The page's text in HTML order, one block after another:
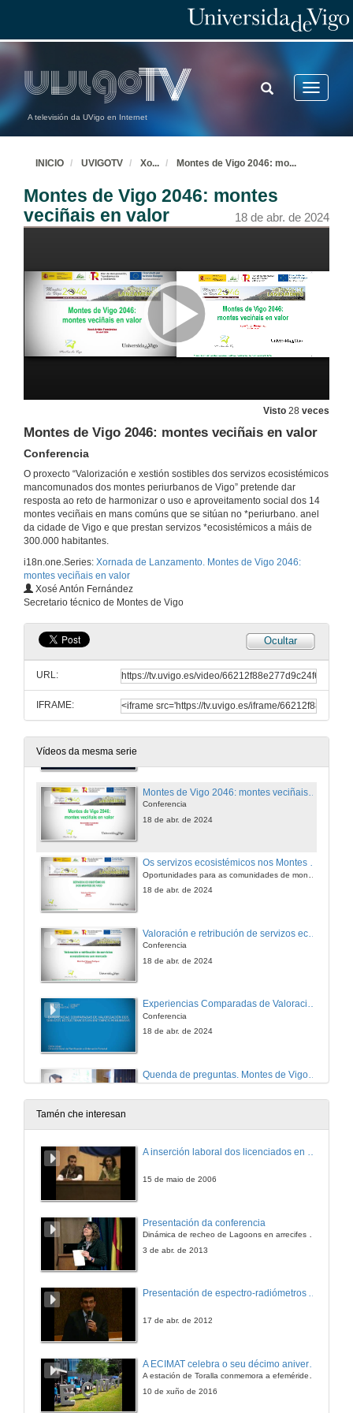
A televisión da UVigo en Internet
Toggle
TOGGLE
SEARCH
INICIO UVIGOTV Xo... Montes de Vigo 2046: mo...
Montes de Vigo 2046: montes
veciñais en valor
18 de abr. de 2024
Visto 28 veces
Montes de Vigo 2046: montes veciñais en valor
Conferencia
O proxecto “Valorización e xestión sostibles dos servizos ecosistémicos
mancomunados dos montes periurbanos de Vigo” pretende dar
resposta ao reto de harmonizar o uso e aproveitamento social dos 14
montes veciñais en mans comúns que se sitúan no *periurbano. anel
da cidade de Vigo e que prestan servizos *ecosistémicos a máis de
300.000 habitantes.
i18n.one.Series: Xornada de Lanzamento. Montes de Vigo 2046:
montes veciñais en valor
Xosé Antón Fernández
Secretario técnico de Montes de Vigo
Ocultar
URL:
IFRAME:
Vídeos da mesma serie
Benvida
Conferencia
18 de abr. de 2024
Os servizos ecosistémicos nos Montes de Vigo
18 de abr. de 2024
Conferencia
18 de abr. de 2024
Experiencias Comparadas de Valoración dos Servizos Ecosistémicos en Contornas Periurbanos
Conferencia
18 de abr. de 2024
18 de abr. de 2024
Tamén che interesan
A inserción laboral dos licenciados en Ciencias do Mar: a carreira investigadora
15 de maio de 2006
Presentación da conferencia
Dinámica de recheo de Lagoons en arrecifes de coral
3 de abr. de 2013
Presentación de espectro-radiómetros ASD
17 de abr. de 2012
A estación de Toralla conmemora a efeméride asinando un convenio coa Universidad del País Vasco
10 de xuño de 2016